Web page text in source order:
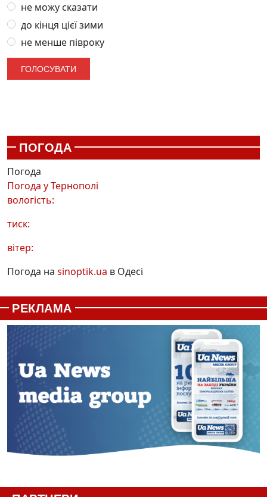
не можу сказати
до кінця цієї зими
не менше півроку
ПОГОДА
Погода
Погода уТернополі
вологість:
тиск:
вітер:
Погода на sinoptik.ua в Одесі
РЕКЛАМА